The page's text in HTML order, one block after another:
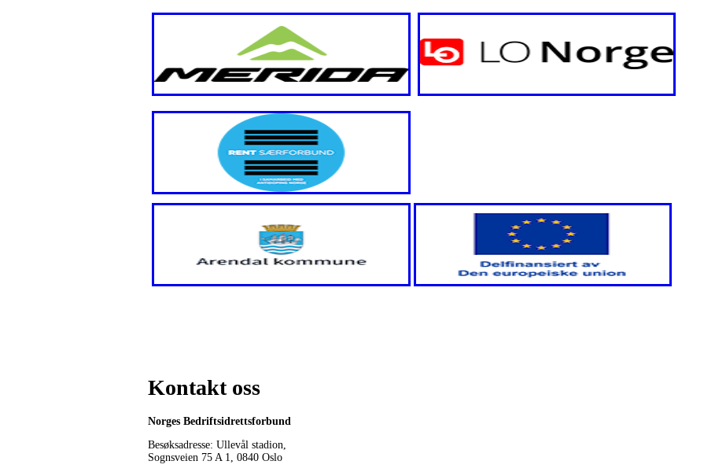
Kontakt oss
Norges Bedriftsidrettsforbund
Besøksadresse: Ullevål stadion,
Sognsveien 75 A 1, 0840 Oslo